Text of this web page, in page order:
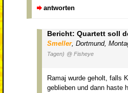
antworten
Bericht: Quartett soll
Smeller, Dortmund,
Tagen) @ Fisheye
Ramaj wurde geholt, falls
geblieben und dann haste